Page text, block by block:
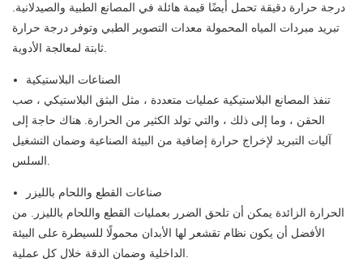
درجة حرارة دقيقة تحمل أيضًا قيمة هائلة في المصانع الطبية والصيدلانية.
تبريد مبردات المياه المحمولة معدات التصوير الطبي وتوفر درجة حرارة
ثابتة لمعالجة الأدوية.
الصناعات البلاستيكية
تنفذ المصانع البلاستيكية عمليات متعددة ، مثل البثق البلاستيكي ، صب
الحقن ، وما إلى ذلك ، والتي تولد الكثير من الحرارة. هناك حاجة إلى
آليات التبريد لإخراج حرارة إضافية من البيئة الصناعية وضمان التشغيل
السلس.
صناعات القطع واللحام بالليزر
الحرارة الزائدة يمكن أن تلحق الضرر بعمليات القطع واللحام بالليزر. من
الأفضل أن يكون نظام تقشعر لها الأبدان محمولًا للسيطرة على البيئة
الداخلية وضمان الدقة خلال كل عملية.